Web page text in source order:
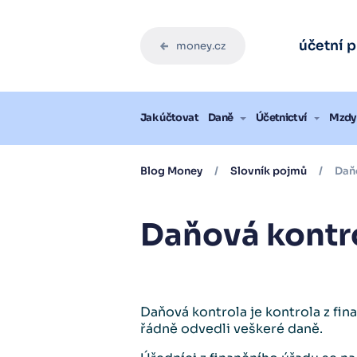
money.cz účetní
Blog
Jak účtovat Daně
Ebook:
Účetnictví
Ebook:
Ebook:
Ebook:
Ebook:
Ebook:
Blog Money / Slovník pojmů /
Daňová
Daňová kontrola je kontrola z
řádně odvedli veškeré daně.